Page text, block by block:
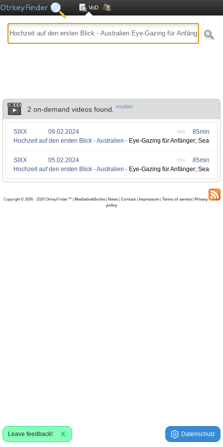
VoD
2 on-demand videos found. explain
85min
EPG
SIXX
09.02.2024
Hochzeit auf den ersten Blick - Australien - Eye-Gazing für Anfänger; Season
85min
EPG
SIXX
05.02.2024
Hochzeit auf den ersten Blick - Australien - Eye-Gazing für Anfänger; Season
Copyright © 2006 - 2026 OtrkeyFinder™ | MediathekSuche | News | Contact | Impressum | Terms of service | Privacy
policy
Leave feedback! X Datenschutz